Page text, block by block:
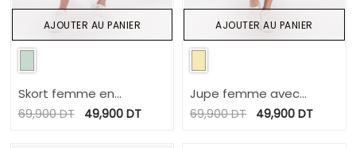
Skort femme en
molleton
69,900DT 49,900DT
AJOUTER AU PANIER
Jupe femme avec
poches italiennes FLEUR
69,900DT 49,900 DT
AJOUTER AU PANIER